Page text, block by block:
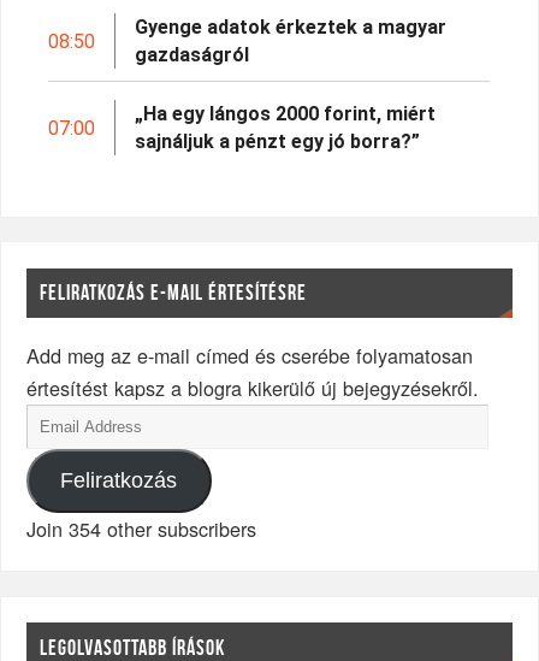
08:50
Gyenge adatok érkeztek a magyar
gazdaságról
07:00
„Ha egy lángos 2000 forint, miért
sajnáljuk a pénzt egy jó borra?”
FELIRATKOZÁS E-MAIL ÉRTESÍTÉSRE
Add meg az e-mail címed és cserébe folyamatosan
értesítést kapsz a blogra kikerülő új bejegyzésekről.
Feliratkozás
Join 354 other subscribers
LEGOLVASOTTABB ÍRÁSOK